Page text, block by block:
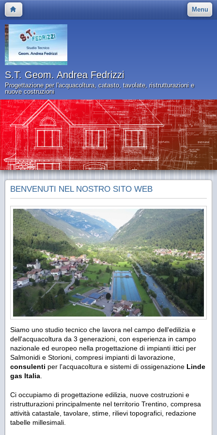
Menu
S.T. Geom. Andrea Fedrizzi
Progettazione per l'acquacoltura, catasto, tavolate, ristrutturazioni e
nuove costruzioni
BENVENUTI NEL NOSTRO SITO WEB
Siamo uno studio tecnico che lavora nel campo dell'edilizia e
dell'acquacoltura da 3 generazioni, con esperienza in campo
nazionale ed europeo nella progettazione di impianti ittici per
Salmonidi e Storioni, compresi impianti di lavorazione,
consulenti per l'acquacoltura e sistemi di ossigenazione Linde
gas Italia
Ci occupiamo di progettazione edilizia, nuove costruzioni e
ristrutturazioni principalmente nel territorio Trentino, compresa
attività catastale, tavolare, stime, rilievi topografici, redazione
tabelle millesimali.